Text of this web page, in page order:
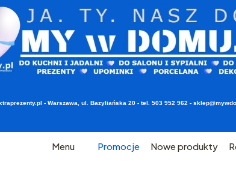
- Warszawa, ul. Bazyliańska 20 - tel. 503 952 962 -
Menu Promocje Nowe produkty